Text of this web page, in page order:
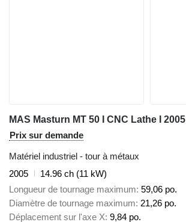
MAS Masturn MT 50 I CNC Lathe I 2005
Prix sur demande
Matériel industriel - tour à métaux
2005
14.96 ch (11 kW)
Longueur de tournage maximum 59,06 po.
Diamètre de tournage maximum 21,26 po.
Déplacement sur l'axe X 9,84 po.